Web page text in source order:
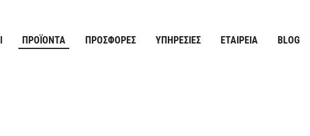
ΠΡΟΪΌΝΤΑ ΠΡΟΣΦΟΡΈΣ ΥΠΗΡΕΣΊΕΣ ΕΤΑΙΡΕΊΑ BLOG